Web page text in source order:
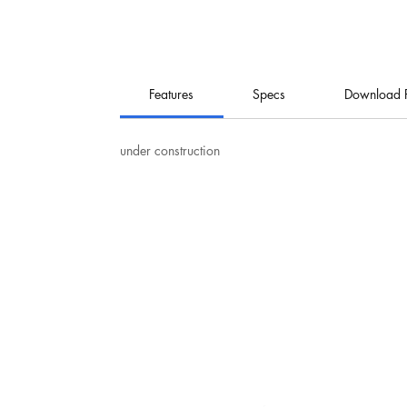
Features Specs Download
under construction